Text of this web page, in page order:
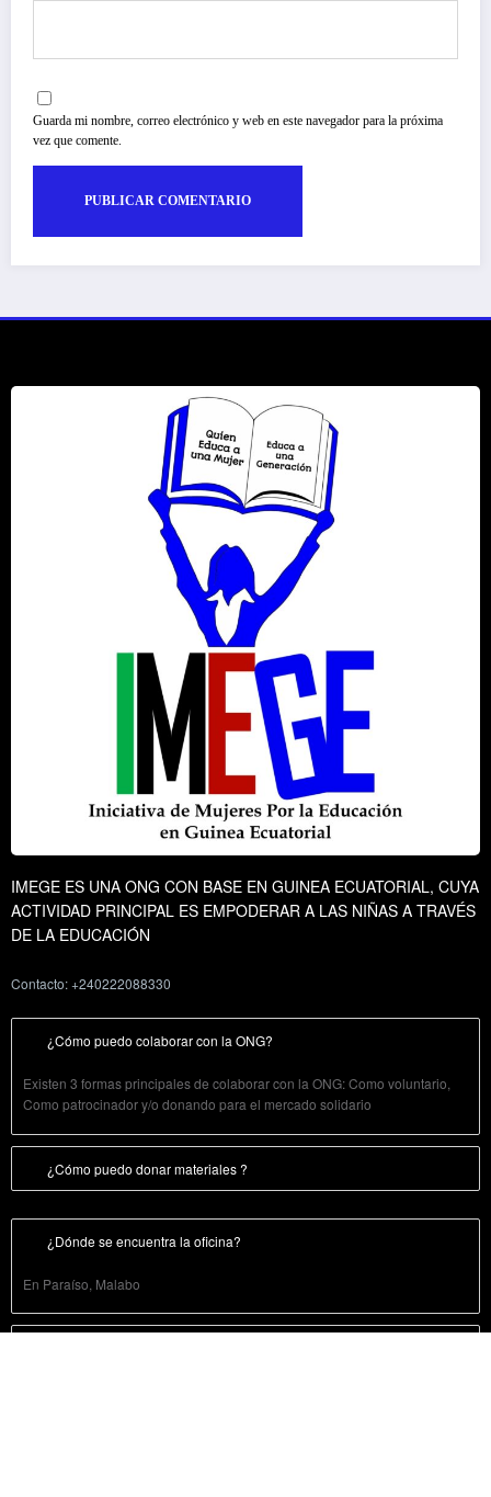
Guarda mi nombre, correo electrónico y web en este navegador para la próxima
vez que comente.
IMEGE ES UNA ONG CON BASE EN GUINEA ECUATORIAL, CUYA
ACTIVIDAD PRINCIPAL ES EMPODERAR A LAS NIÑAS A TRAVÉS
DE LA EDUCACIÓN
Contacto: +240222088330
¿Cómo puedo colaborar con la ONG?
Existen 3 formas principales de colaborar con la ONG: Como voluntario,
Como patrocinador y/o donando para el mercado solidario
¿Cómo puedo donar materiales ?
¿Dónde se encuentra la oficina?
En Paraíso, Malabo